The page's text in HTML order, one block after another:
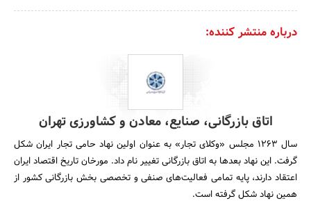
درباره منتشر کننده:
اتاق بازرگانی، صنایع، معادن و کشاورزی تهران
سال 1263 مجلس «وکلای تجار» به عنوان اولین نهاد حامی تجار ایران شکل
گرفت. این نهاد بعدها به اتاق بازرگانی تغییر نام داد. مورخان تاریخ اقتصاد ایران
اعتقاد دارند، پایه تمامی فعالیت‌های صنفی و تخصصی بخش بازرگانی کشور از
همین نهاد شکل گرفته است.